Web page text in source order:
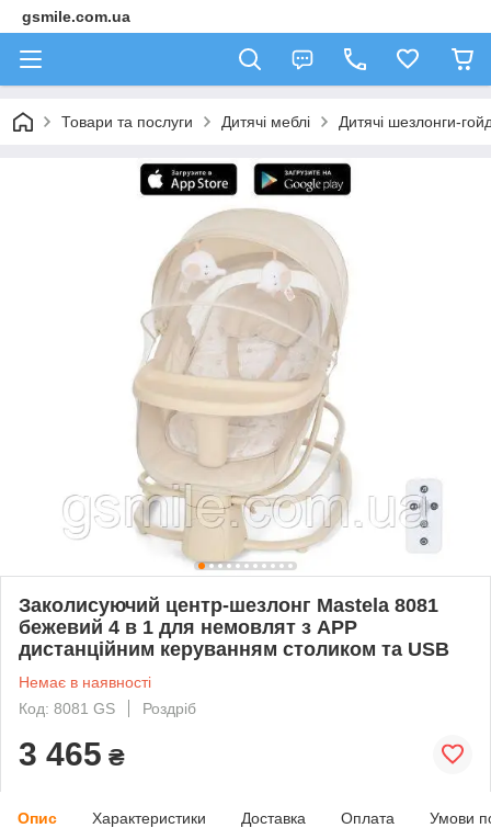
gsmile.com.ua
Товари та послуги Дитячі меблі Дитячі шезлонги-
Заколисуючий центр-шезлонг Mastela 8081
бежевий 4 в 1 для немовлят з APP
дистанційним керуванням столиком та USB
Немає в наявності
Код: 8081 GS
Роздріб
3 465 ₴
Опис Характеристики Доставка Оплата Умови